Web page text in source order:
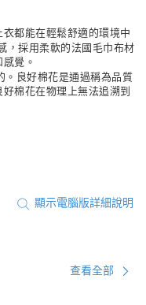
都能在輕鬆舒適的環境中
，採用柔軟的法國毛巾布材
覺。
良好棉花是通過稱為品質
棉花在物理上無法追溯到
顯示電腦版詳細說明
查看全部